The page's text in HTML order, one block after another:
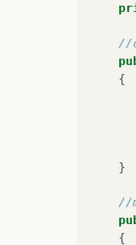
//
{
}
//
{